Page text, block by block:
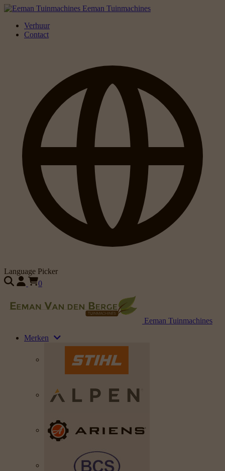
Eeman Tuinmachines
Verhuur
Contact
Language Picker
0
Eeman Tuinmachines
Merken